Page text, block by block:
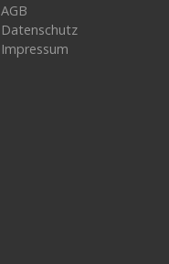
AGB
Datenschutz
Impressum